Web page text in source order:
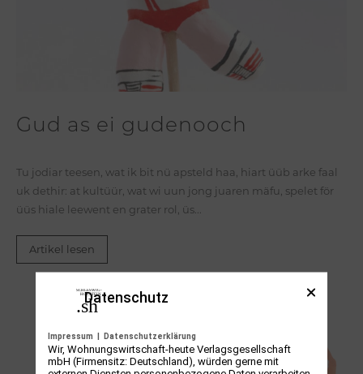
Gud as ei gudenooch
Tu jodiar teesen, wat ik bit nü apsteld haa, hiart üüb arke faal
uk dethir: at kultüür, wat wi uun jong juaren mäfu, spelet för
üüs hiale leewent en grater rol, üs...
Artikel lesen
Datenschutz
Impressum | Datenschutzerklärung
Wir, Wohnungswirtschaft-heute Verlagsgesellschaft
mbH (Firmensitz: Deutschland), würden gerne mit